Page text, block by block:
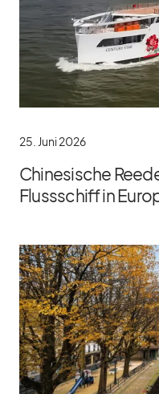
25. Juni 2026
Chinesische
Flussschiff in